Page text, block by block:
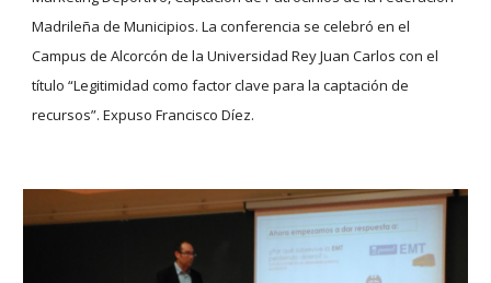
Madrileña de Municipios. La conferencia se celebró en el
Campus de Alcorcón de la Universidad Rey Juan Carlos con el
título “Legitimidad como factor clave para la captación de
recursos”. Expuso Francisco Díez.